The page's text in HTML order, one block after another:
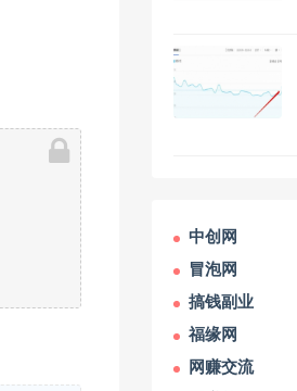
中创网
冒泡网
搞钱副业
福缘网
网赚交流